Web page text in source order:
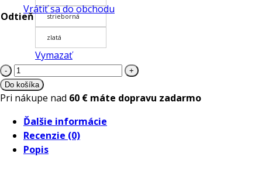
Vrátiť sa do obchodu
Odtieň strieborná
zlatá
Vymazať
množstvo
Drevený
zápich
číslo
1
Do košíka
Pri nákupe nad 60 € máte dopravu zadarmo
Ďalšie informácie
Recenzie (0)
Popis